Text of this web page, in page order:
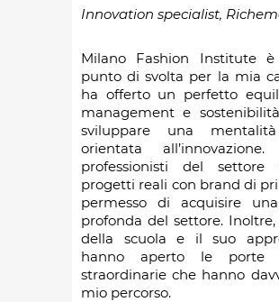
Innovation specialist,
Milano Fashion Institute
punto di svolta per la mia
ha offerto un perfetto
management e
sviluppare una
orientata
professionisti del
progetti reali con brand di
permesso di acquisire
profonda del settore.
della scuola e il suo
hanno aperto le porte
straordinarie che hanno
mio percorso.